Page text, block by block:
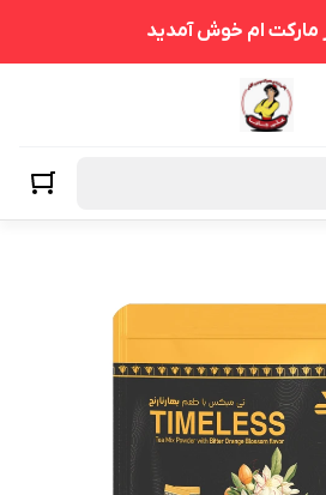
مارکت ام خوش آمدید